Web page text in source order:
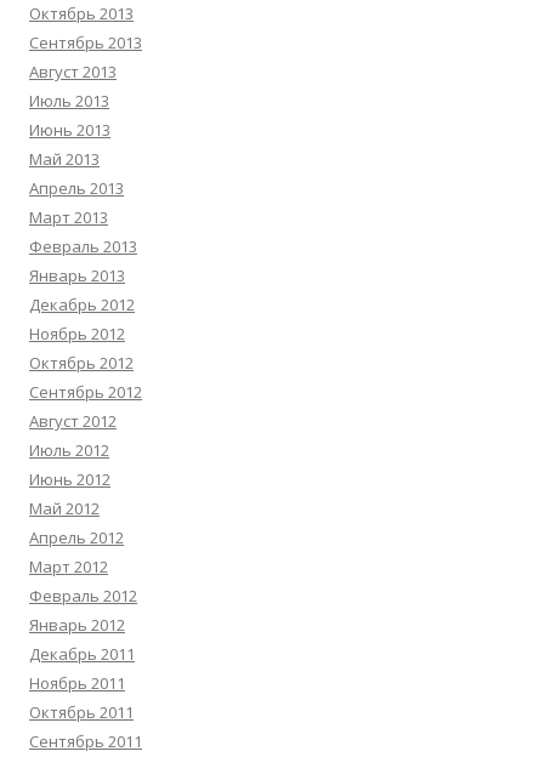
Октябрь 2013
Сентябрь 2013
Август 2013
Июль 2013
Июнь 2013
Май 2013
Апрель 2013
Март 2013
Февраль 2013
Январь 2013
Декабрь 2012
Ноябрь 2012
Октябрь 2012
Сентябрь 2012
Август 2012
Июль 2012
Июнь 2012
Май 2012
Апрель 2012
Март 2012
Февраль 2012
Январь 2012
Декабрь 2011
Ноябрь 2011
Октябрь 2011
Сентябрь 2011